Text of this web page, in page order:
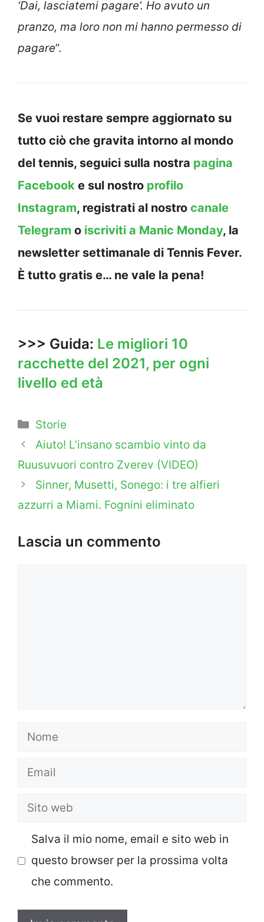
‘Dai, lasciatemi pagare’. Ho avuto un
pranzo, ma loro non mi hanno permesso di
pagare”.
Se vuoi restare sempre aggiornato su
tutto ciò che gravita intorno al mondo
del tennis, seguici sulla nostra pagina
Facebook e sul nostro profilo
Instagram, registrati al nostro canale
Telegram o iscriviti a Manic Monday, la
newsletter settimanale di Tennis Fever.
È tutto gratis e… ne vale la pena!
>>> Guida: Le migliori 10
racchette del 2021, per ogni
livello ed età
Categorie
Storie
Aiuto! L’insano scambio vinto da
Ruusuvuori contro Zverev (VIDEO)
Sinner, Musetti, Sonego: i tre alfieri
azzurri a Miami. Fognini eliminato
Lascia un commento
Nome
Email
Sito
Salva il mio nome, email e sito web in
questo browser per la prossima volta
che commento.